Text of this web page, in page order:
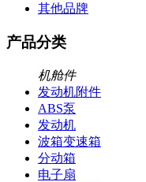
其他品牌
产品分类
机舱件
发动机附件
ABS泵
发动机
波箱变速箱
分动箱
电子扇